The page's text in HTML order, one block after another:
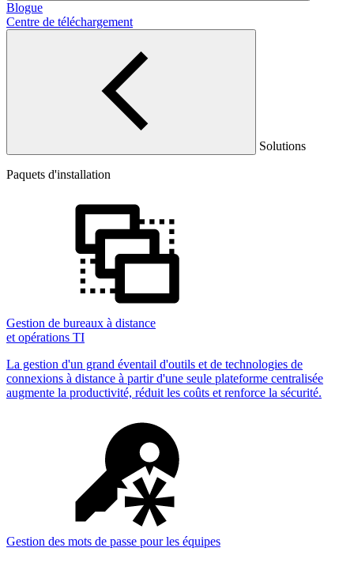
Blogue
Centre de téléchargement
Solutions
Paquets d'installation
Gestion de bureaux à distance
et opérations TI
La gestion d'un grand éventail d'outils et de technologies de
connexions à distance à partir d'une seule plateforme centralisée
augmente la productivité, réduit les coûts et renforce la sécurité.
Gestion des mots de passe pour les équipes